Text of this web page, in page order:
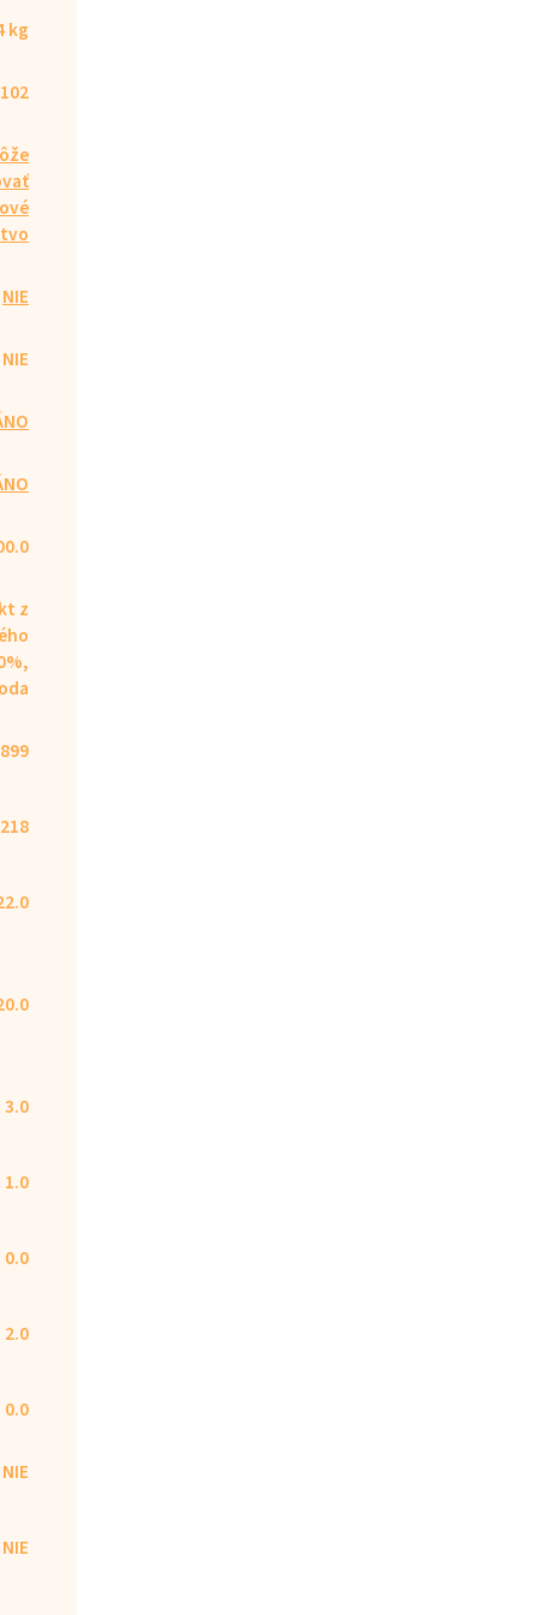
kg
NIE
NIE
z
899
218
3.0
1.0
0.0
2.0
0.0
NIE
NIE